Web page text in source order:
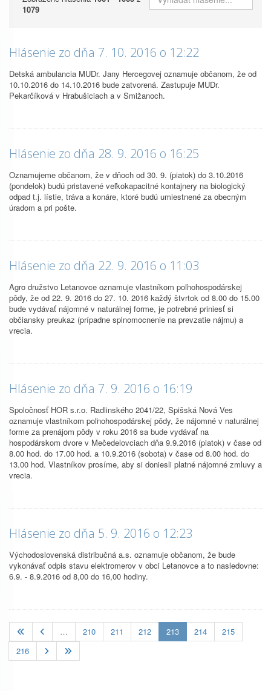
1079
Hlásenie zo dňa 7. 10. 2016 o 12:22
Detská ambulancia MUDr. Jany Hercegovej oznamuje občanom, že od
10.10.2016 do 14.10.2016 bude zatvorená. Zastupuje MUDr.
Pekarčíková v Hrabušiciach a v Smižanoch.
Hlásenie zo dňa 28. 9. 2016 o 16:25
Oznamujeme občanom, že v dňoch od 30. 9. (piatok) do 3.10.2016
(pondelok) budú pristavené veľkokapacitné kontajnery na biologický
odpad t.j. lístie, tráva a konáre, ktoré budú umiestnené za obecným
úradom a pri pošte.
Hlásenie zo dňa 22. 9. 2016 o 11:03
Agro družstvo Letanovce oznamuje vlastníkom poľnohospodárskej
pôdy, že od 22. 9. 2016 do 27. 10. 2016 každý štvrtok od 8.00 do 15.00
bude vydávať nájomné v naturálnej forme, je potrebné priniesť si
občiansky preukaz (prípadne splnomocnenie na prevzatie nájmu) a
vrecia.
Hlásenie zo dňa 7. 9. 2016 o 16:19
Spoločnosť HOR s.r.o. Radlinského 2041/22, Spišská Nová Ves
oznamuje vlastníkom poľnohospodárskej pôdy, že nájomné v naturálnej
forme za prenájom pôdy v roku 2016 sa bude vydávať na
hospodárskom dvore v Mečedelovciach dňa 9.9.2016 (piatok) v čase od
8.00 hod. do 17.00 hod. a 10.9.2016 (sobota) v čase od 8.00 hod. do
13.00 hod. Vlastníkov prosíme, aby si doniesli platné nájomné zmluvy a
vrecia.
Hlásenie zo dňa 5. 9. 2016 o 12:23
Východoslovenská distribučná a.s. oznamuje občanom, že bude
vykonávať odpis stavu elektromerov v obci Letanovce a to nasledovne:
6.9. - 8.9.2016 od 8,00 do 16,00 hodiny.
… 210 211 212 213(current)
214
215
216